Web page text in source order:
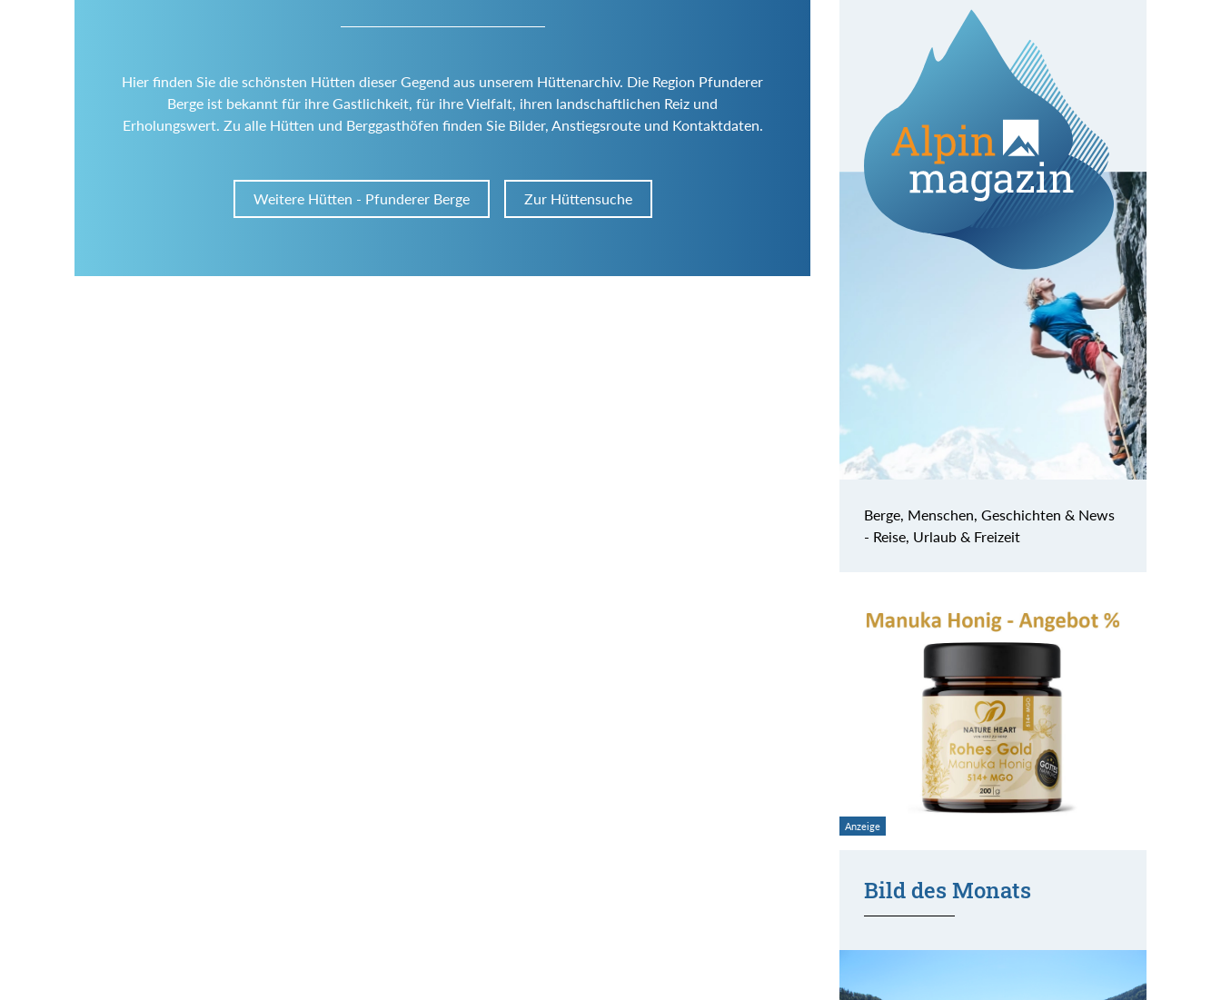
Hier finden Sie die schönsten Hütten dieser Gegend aus unserem Hüttenarchiv. Die Region Pfunderer
Berge ist bekannt für ihre Gastlichkeit, für ihre Vielfalt, ihren landschaftlichen Reiz und
Erholungswert. Zu alle Hütten und Berggasthöfen finden Sie Bilder, Anstiegsroute und Kontaktdaten.
Weitere Hütten - Pfunderer Berge Zur Hüttensuche
Berge, Menschen, Geschichten & News
- Reise, Urlaub & Freizeit
Bild des Monats